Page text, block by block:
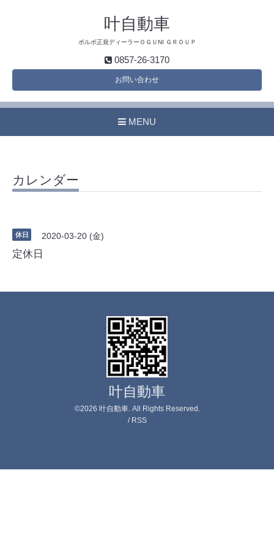
叶自動車
ボルボ正規ディーラーＯＧＵNI ＧＲＯＵＰ
0857-26-3170
お問い合わせ
MENU
カレンダー
休日 2020-03-20 (金)
定休日
叶自動車
©2026 叶自動車. All Rights Reserved.
/ RSS